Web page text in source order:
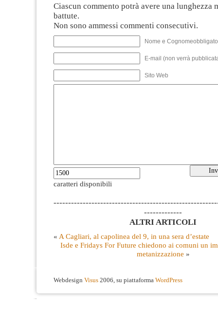
Ciascun commento potrà avere una lunghezza
battute.
Non sono ammessi commenti consecutivi.
Nome e
E-mail (non verrà
Sito Web
caratteri disponibili
-------------
ALTRI ARTICOLI
« A Cagliari, al capolinea del 9, in una sera d’estate
Isde e Fridays For Future chiedono ai comuni un
metanizzazione »
Webdesign Visus 2006, su piattaforma WordPress